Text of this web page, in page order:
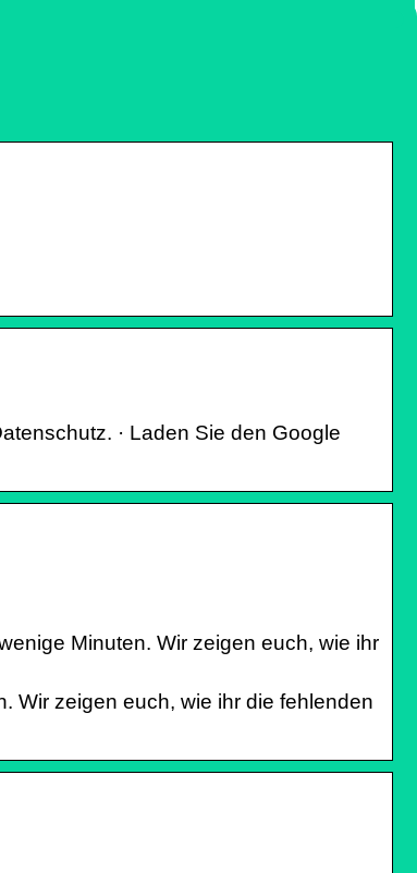
· Laden Sie den Google
Minuten. Wir zeigen euch, wie ihr
Wir zeigen euch, wie ihr die fehlenden